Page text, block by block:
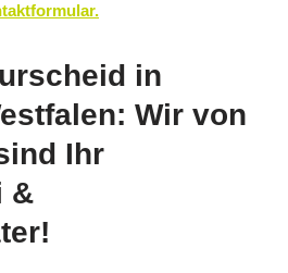
in
Wir von
Ihr
&